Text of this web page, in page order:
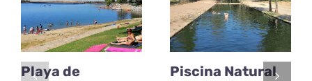
Playa de
Piscina Natural